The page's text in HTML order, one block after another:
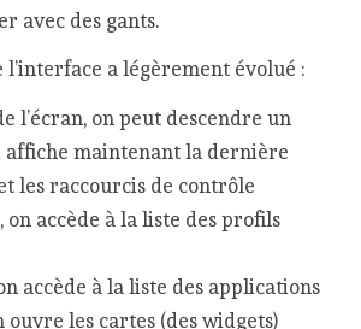
avec des gants.
l’interface a légèrement évolué :
l’écran, on peut descendre un
affiche maintenant la dernière
les raccourcis de contrôle
on accède à la liste des profils
accède à la liste des applications
ouvre les cartes (des widgets)